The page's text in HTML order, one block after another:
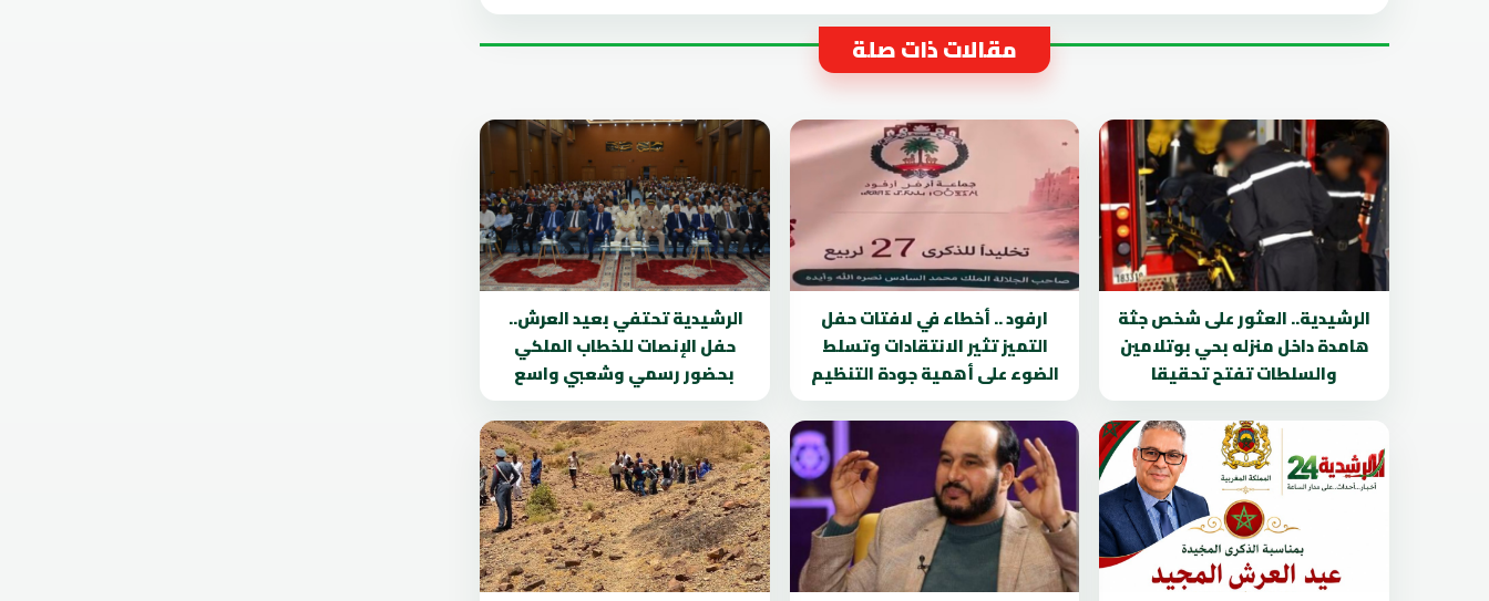
مقالات ذات صلة
الرشيدية.. العثور على شخص جثة
هامدة داخل منزله بحي بوتلامين
والسلطات تفتح تحقيقا
ارفود .. أخطاء في لافتات حفل
التميز تثير الانتقادات وتسلط
الضوء على أهمية جودة التنظيم
الرشيدية تحتفي بعيد العرش..
حفل الإنصات للخطاب الملكي
بحضور رسمي وشعبي واسع